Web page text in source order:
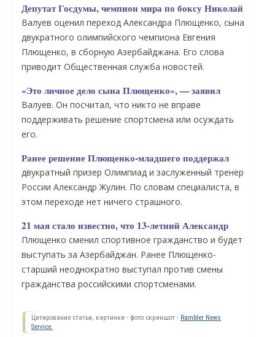
Депутат Госдумы, чемпион мира по боксу Николай
Валуев оценил переход Александра Плющенко, сына
двукратного олимпийского чемпиона Евгения
Плющенко, в сборную Азербайджана. Его слова
приводит Общественная служба новостей.
«Это личное дело сына Плющенко», — заявил
Валуев. Он посчитал, что никто не вправе
поддерживать решение спортсмена или осуждать
его.
Ранее решение Плющенко-младшего поддержал
двукратный призер Олимпиад и заслуженный тренер
России Александр Жулин. По словам специалиста, в
этом переходе нет ничего страшного.
21 мая стало известно, что 13-летний Александр
Плющенко сменил спортивное гражданство и будет
выступать за Азербайджан. Ранее Плющенко-
старший неоднократно выступал против смены
гражданства российскими спортсменами.
Цитирование статьи, картинки - фото скриншот - Rambler News
Service.